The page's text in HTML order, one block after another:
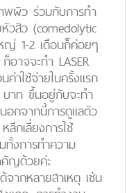
พผิว ร่วมกับการทำ
วสิว (comedolytic
ญ่ 1-2 เดือนก็ค่อยๆ
อาจจะทำ LASER
ค่าใช้จ่ายในครั้งแรก
าท ขึ้นอยู่กับจะทำ
อกจากนี้การดูแลตัว
กเลี่ยงการใช้
งการทำความ
คัญด้วยค่ะ
จากหลายสาเหตุ เช่น